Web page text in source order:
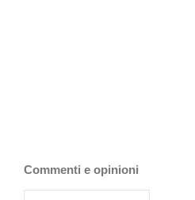
Commenti e opinioni